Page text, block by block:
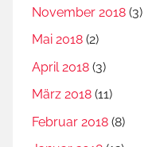
November 2018 (3)
Mai 2018 (2)
April 2018 (3)
März 2018 (11)
Februar 2018 (8)